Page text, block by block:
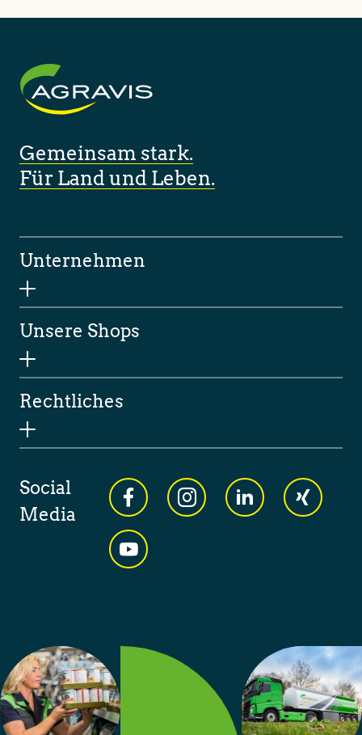
Gemeinsam stark.
Für Land und Leben.
Unternehmen
Unsere Shops
Rechtliches
Social
Media